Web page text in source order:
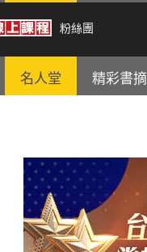
粉絲團
名人堂 精彩書摘